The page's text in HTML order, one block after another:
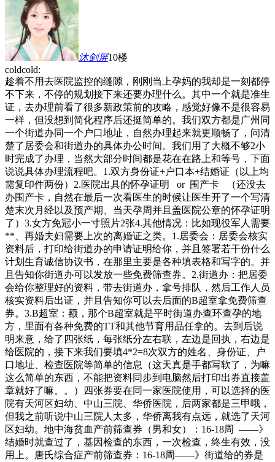
沐剑屏10楼
coldcold:
趁着不用去医院监控的缝隙，刚刚当上孕妈的我却是一刻都停
不下来，不停的规划接下来还要办理什么。其中一个就是准生
证，去办理前看了很多新政策前的攻略，感觉好像不是很容易
一样，但没想到简化程序后还挺简单的。我们双方都是广州同
一个街道办同一个户口地址，自然办理起来就更顺畅了，问清
楚了居委会和街道办的具体办公时间。我们用了大概不够2小
时完成了办理，当然大部分时间都是花在在路上和等号，下面
说说具体办理流程吧。1.双方身份证+户口本+结婚证（以上均
需复印件两份）2.医院出具的怀孕证明 or 围产卡 （还没去
办围产卡，自然在最后一次看医生的时候让医生开了一个写清
楚末次月经以及预产期、当天孕周并且盖医院公章的怀孕证明
了）3.女方免冠小一寸照片2张4.其他情况：比如现役军人需要
**、再婚夫妇需要上次的离婚证之类。1.居委会：居委会核实
资料后，打印给街道办的申请证明给你，并且签署若干份什么
计划生育诚信协议书，在那里主要是各种填表格和写字的。并
且告知你街道办可以发放一些免费筛查券。2.街道办：把居委
会给你整理好的资料，带去街道办，拿号排队，然后工作人员
核实资料后出证，并且告知你可以去后面的B超室拿免费筛查
券。3.B超室：额，那个B超室就是平时街道办查环查孕的地
方，里面有各种免费的TT和其他节育用品任拿的。去到后说
明来意，给了四张纸，每张纸分左右联，左边是回执，右边是
给医院的，接下来我们要填4*2=8次双方的姓名、身份证、户
口地址、检查医院等简单的信息（这天真是手都写软了，为嘛
这么简单的东西，不能把资料同步到电脑然后打印出券直接盖
章就好了嘛。。）四张券要在同一家医院使用，可以选择的医
院有天河区妇幼、中山三院、华侨医院，后两家都是三甲哦，
但我之前听说中山三院人太多，华侨离我有点远，就选了天河
区妇幼。地中海贫血产前筛查券（男和女）：16-18周 ——》
结婚时就查过了，基因检查的东西，一次检查，终生有效，没
用上。唐氏综合症产前筛查券：16-18周——》街道给的券是